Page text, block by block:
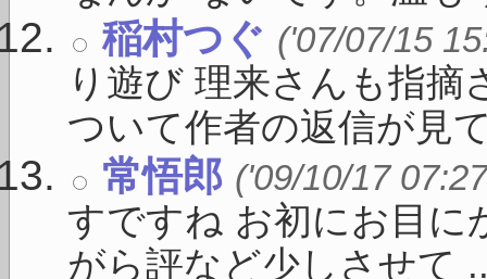
稲村つぐ ('07/07/15
り遊び 理来さんも指
ついて作者の返信が見
常悟郎 ('09/10/17
すですね お初にお目に
がら評など少しさせて